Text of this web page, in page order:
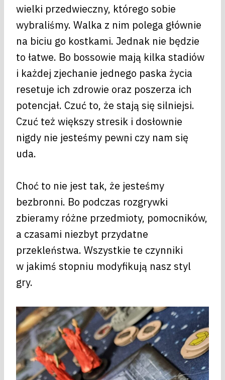
wielki przedwieczny, którego sobie
wybraliśmy. Walka z nim polega głównie
na biciu go kostkami. Jednak nie będzie
to łatwe. Bo bossowie mają kilka stadiów
i każdej zjechanie jednego paska życia
resetuje ich zdrowie oraz poszerza ich
potencjał. Czuć to, że stają się silniejsi.
Czuć też większy stresik i dosłownie
nigdy nie jesteśmy pewni czy nam się
uda.
Choć to nie jest tak, że jesteśmy
bezbronni. Bo podczas rozgrywki
zbieramy różne przedmioty, pomocników,
a czasami niezbyt przydatne
przekleństwa. Wszystkie te czynniki
w jakimś stopniu modyfikują nasz styl
gry.